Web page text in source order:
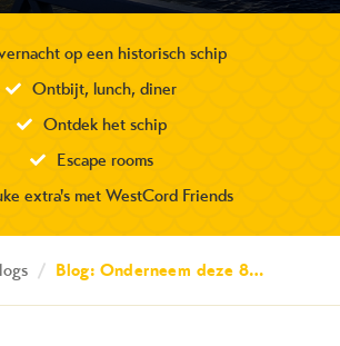
op een historisch schip
Ontbijt, lunch, diner
Ontdek het schip
Escape rooms
extra's met WestCord Friends
/ Blog: Onderneem deze 8…